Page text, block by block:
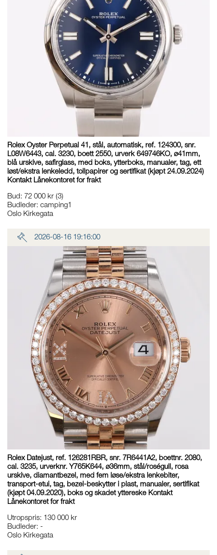
Rolex Oyster Perpetual 41, stål, automatisk, ref. 124300, snr.
L08W6443, cal. 3230, boett 2550, urverk 649746KO, ø41mm,
blå urskive, safirglass, med boks, ytterboks, manualer, tag, ett
løst/ekstra lenkeledd, tollpapirer og sertifikat (kjøpt 24.09.2024)
Kontakt Lånekontoret for frakt
Bud: 72 000 kr (3)
Budleder: camping1
Oslo Kirkegata
2026-08-16 19:16:00
Rolex Datejust, ref. 126281RBR, snr. 7R6441A2, boettnr. 2080,
cal. 3235, urverknr. Y765K644, ø36mm, stål/roségull, rosa
urskive, diamantbezel, med fem løse/ekstra lenkebiter,
transport-etui, tag, bezel-beskytter i plast, manualer, sertifikat
(kjøpt 04.09.2020), boks og skadet yttereske Kontakt
Lånekontoret for frakt
Utropspris: 130 000 kr
Budleder: -
Oslo Kirkegata